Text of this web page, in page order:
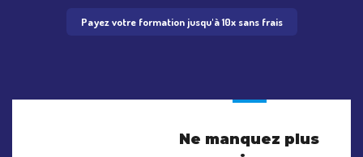
Payez votre formation jusqu'à 10x sans frais
Ne manquez plus